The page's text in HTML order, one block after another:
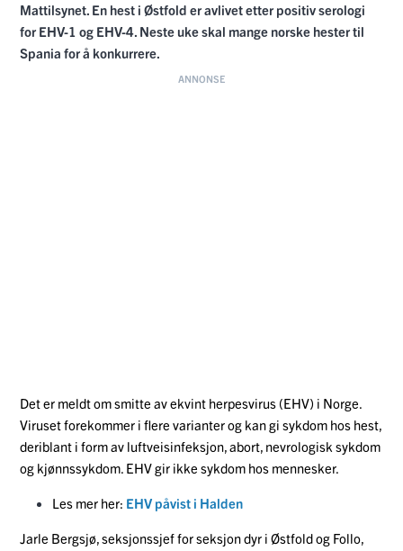
Mattilsynet. En hest i Østfold er avlivet etter positiv serologi
for EHV-1 og EHV-4. Neste uke skal mange norske hester til
Spania for å konkurrere.
Det er meldt om smitte av ekvint herpesvirus (EHV) i Norge.
Viruset forekommer i flere varianter og kan gi sykdom hos hest,
deriblant i form av luftveisinfeksjon, abort, nevrologisk sykdom
og kjønnssykdom. EHV gir ikke sykdom hos mennesker.
Les mer her: EHV påvist i Halden
Jarle Bergsjø, seksjonssjef for seksjon dyr i Østfold og Follo,